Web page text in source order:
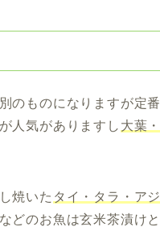
のものになりますが定
が人気がありますし 大葉
焼いた タイ・タラ・ア
などのお魚は玄米茶漬け